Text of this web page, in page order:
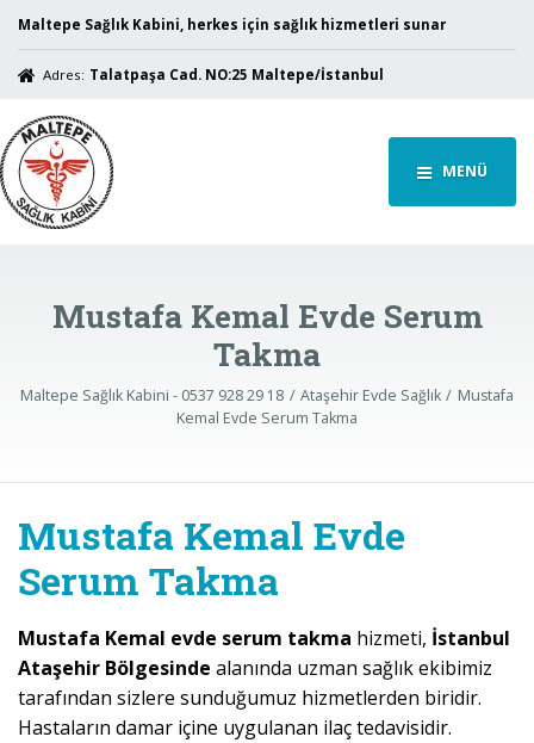
Maltepe Sağlık Kabini, herkes için sağlık hizmetleri sunar
Adres: Talatpaşa Cad. NO:25 Maltepe/İstanbul
MENÜ
Mustafa Kemal Evde Serum
Takma
Maltepe Sağlık Kabini - 0537 928 29 18 Ataşehir Evde Sağlık
Mustafa
Kemal Evde Serum Takma
Mustafa Kemal Evde
Serum Takma
Mustafa Kemal evde serum takma hizmeti, İstanbul
Ataşehir Bölgesinde alanında uzman sağlık ekibimiz
tarafından sizlere sunduğumuz hizmetlerden biridir.
Hastaların damar içine uygulanan ilaç tedavisidir.